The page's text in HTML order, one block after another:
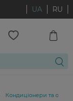
UA RU
Кондиціонери та